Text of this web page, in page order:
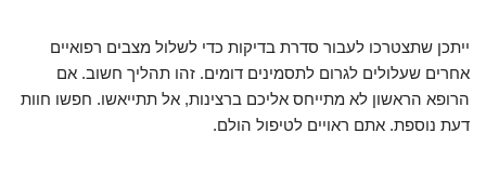
ייתכן שתצטרכו לעבור סדרת בדיקות כדי לשלול מצבים רפואיים
אחרים שעלולים לגרום לתסמינים דומים. זהו תהליך חשוב. אם
הרופא הראשון לא מתייחס אליכם ברצינות, אל תתייאשו. חפשו חוות
דעת נוספת. אתם ראויים לטיפול הולם.